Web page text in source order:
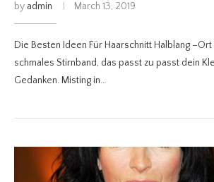
by admin March 13, 2019
Die Besten Ideen Für Haarschnitt Halblang
schmales Stirnband, das passt zu passt dein
Gedanken. Misting in…